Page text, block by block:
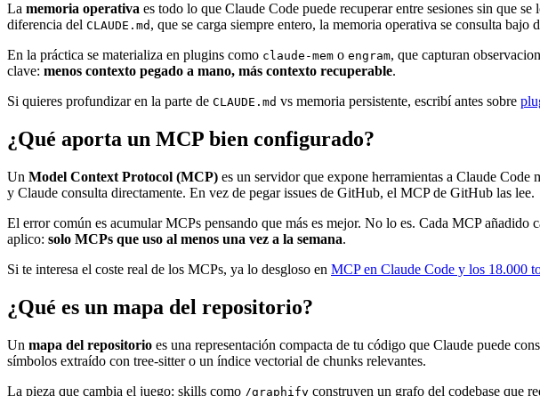
La memoria operativa es todo lo que Claude Code puede recuperar entre sesiones sin que
diferencia del CLAUDE.md , que se carga siempre entero, la memoria operativa se consulta bajo
En la práctica se materializa en plugins como claude-mem o engram, que capturan
clave: menos contexto pegado a mano, más contexto recuperable.
Si quieres profundizar en la parte de CLAUDE.md vs memoria persistente, escribí antes sobre
¿Qué aporta un MCP bien configurado?
Un Model Context Protocol (MCP) es un servidor que expone herramientas a Claude Code
y Claude consulta directamente. En vez de pegar issues de GitHub, el MCP de GitHub las lee.
El error común es acumular MCPs pensando que más es mejor. No lo es. Cada MCP
aplico: solo MCPs que uso al menos una vez a la semana.
Si te interesa el coste real de los MCPs, ya lo desgloso en MCP en Claude Code y los 18.000
¿Qué es un mapa del repositorio?
Un mapa del repositorio es una representación compacta de tu código que Claude puede
símbolos extraído con tree-sitter o un índice vectorial de chunks relevantes.
La pieza que cambia el juego: skills como /graphify construyen un grafo del codebase que